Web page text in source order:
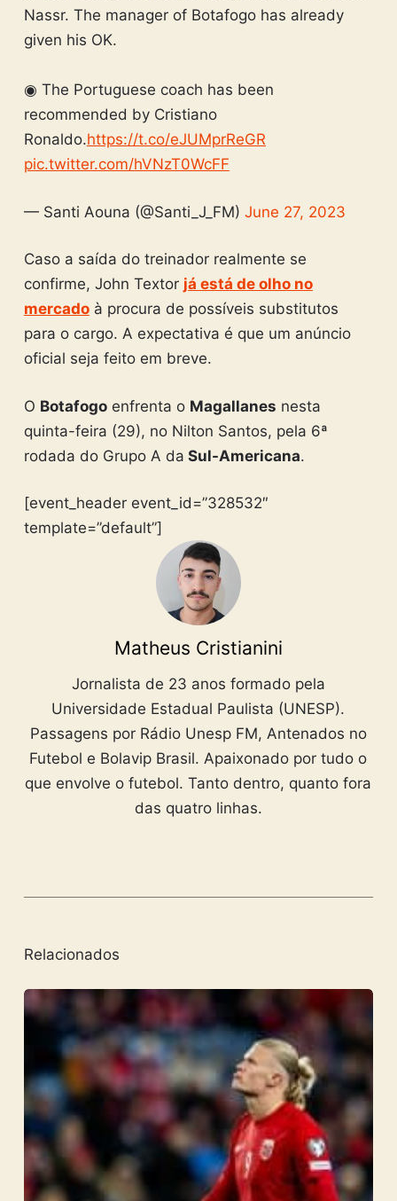
Nassr. The manager of Botafogo has already
given his OK.
◉ The Portuguese coach has been
recommended by Cristiano
Ronaldo.https://t.co/eJUMprReGR
pic.twitter.com/hVNzT0WcFF
— Santi Aouna (@Santi_J_FM) June 27, 2023
Caso a saída do treinador realmente se
confirme, John Textor já está de olho no
mercadoà procura de possíveis substitutos
para o cargo. A expectativa é que um anúncio
oficial seja feito em breve.
O Botafogoenfrenta o Magallanes nesta
quinta-feira (29), no Nilton Santos, pela 6ª
rodada do Grupo A da Sul-Americana.
[event_header event_id=”328532″
template=”default”]
Matheus Cristianini
Jornalista de 23 anos formado pela
Universidade Estadual Paulista (UNESP).
Passagens por Rádio Unesp FM, Antenados no
Futebol e Bolavip Brasil. Apaixonado por tudo o
que envolve o futebol. Tanto dentro, quanto fora
das quatro linhas.
Relacionados